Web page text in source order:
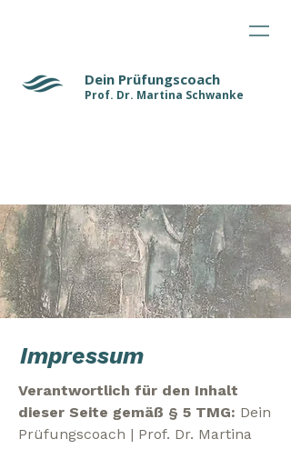
Dein Prüfungscoach
Prof. Dr. Martina Schwanke
Impressum
Verantwortlich für den Inhalt
dieser Seite gemäß § 5 TMG: Dein
Prüfungscoach | Prof. Dr. Martina